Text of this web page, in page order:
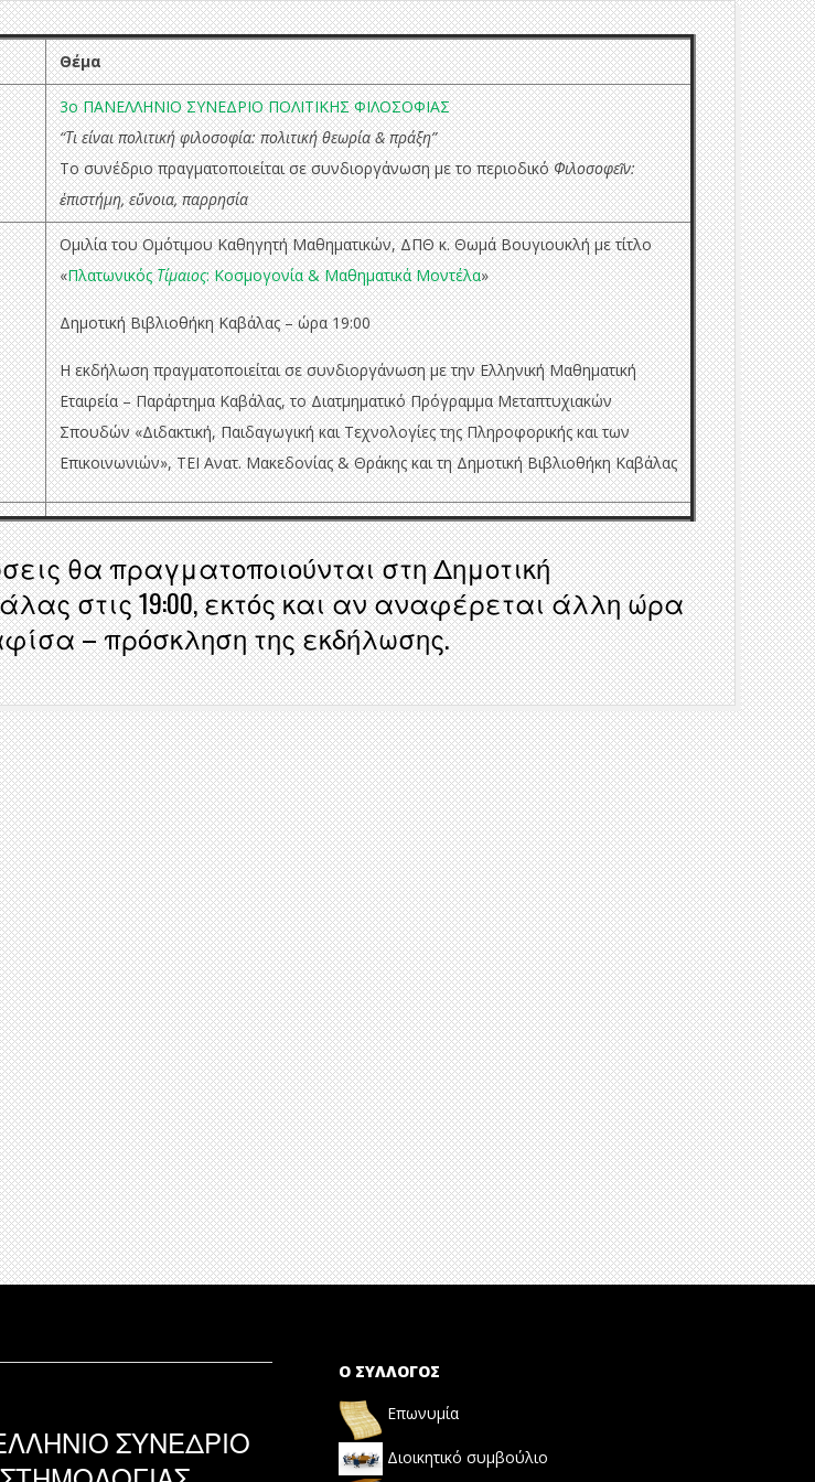
Θέμα
3o ΠΑΝΕΛΛΗΝΙΟ ΣΥΝΕΔΡΙΟ ΠΟΛΙΤΙΚΗΣ ΦΙΛΟΣΟΦΙΑΣ
“Τι είναι πολιτική φιλοσοφία: πολιτική θεωρία & πράξη”
Το συνέδριο πραγματοποιείται σε συνδιοργάνωση με τοπεριοδικόΦιλοσοφεῖν:
ἐπιστήμη, εὔνοια, παρρησία
Ομιλία τουΟμότιμου Καθηγητή Μαθηματικών, ΔΠΘ κ. Θωμά Βουγιουκλή με τίτλο
«ΠλατωνικόςΤίμαιος: Κοσμογονία & Μαθηματικά Μοντέλα»
Δημοτική Βιβλιοθήκη Καβάλας– ώρα 19:00
Η εκδήλωση πραγματοποιείται σε συνδιοργάνωση με την Ελληνική Μαθηματική
Εταιρεία – Παράρτημα Καβάλας, το Διατμηματικό Πρόγραμμα Μεταπτυχιακών
Σπουδών «Διδακτική, Παιδαγωγική και Τεχνολογίες της Πληροφορικής και των
Επικοινωνιών», ΤΕΙ Ανατ. Μακεδονίας & Θράκης και τη Δημοτική Βιβλιοθήκη Καβάλας
θα πραγματοποιούνται στη Δημοτική
στις 19:00, εκτός και αν αναφέρεται άλλη ώρα
– πρόσκληση της εκδήλωσης.
ΣΥΝΕΔΡΙΟ
Ο ΣΥΛΛΟΓΟΣ
Επωνυμία
Διοικητικό συμβούλιο